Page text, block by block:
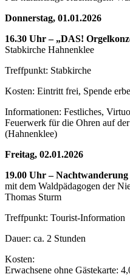
Donnerstag, 01.01.2026
16.30 Uhr – „DAS!
Stabkirche Hahnenklee
Treffpunkt: Stabkirche
Kosten: Eintritt frei, Spende
Informationen: Festliches,
Feuerwerk für die Ohren auf
(Hahnenklee)
Freitag, 02.01.2026
19.00 Uhr – Nachtwanderung
mit dem Waldpädagogen der
Thomas Sturm
Treffpunkt: Tourist-Information
Dauer: ca. 2 Stunden
Kosten:
Erwachsene ohne Gästekarte: